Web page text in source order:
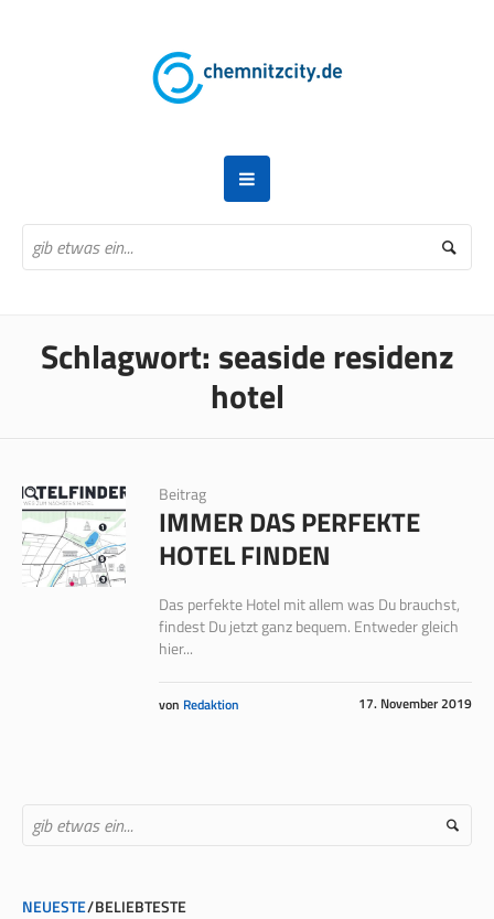
Schlagwort: seaside residenz
hotel
Beitrag
IMMER DAS PERFEKTE
HOTEL FINDEN
Das perfekte Hotel mit allem was Du brauchst,
findest Du jetzt ganz bequem. Entweder gleich
hier...
17. November 2019
von Redaktion
NEUESTE BELIEBTESTE